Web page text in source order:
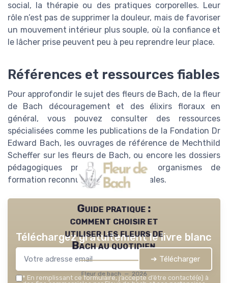
social, la thérapie ou des pratiques corporelles. Leur
rôle n’est pas de supprimer la douleur, mais de favoriser
un mouvement intérieur plus souple, où la confiance et
le lâcher prise peuvent peu à peu reprendre leur place.
Références et ressources fiables
Pour approfondir le sujet des fleurs de Bach, de la fleur
de Bach découragement et des élixirs floraux en
général, vous pouvez consulter des ressources
spécialisées comme les publications de la Fondation Dr
Edward Bach, les ouvrages de référence de Mechthild
Scheffer sur les fleurs de Bach, ou encore les dossiers
pédagogiques proposés par des organismes de
formation reconnus en thérapies florales.
Guide pratique :
comment choisir et
utiliser les fleurs de
Bach au quotidien
Fleur de bach — 2026
Téléchargez gratuitement le livre blanc
➔ Télécharger
* En remplissant ce formulaire, j’accepte d’être contacté(e) à